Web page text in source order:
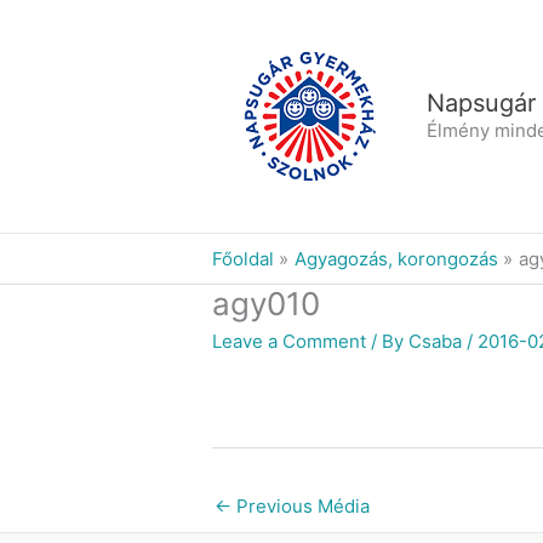
Élmény
Főoldal Agyagozás, korongozás
agy010
Leave a Comment / By Csaba / 2016-
← Previous Média